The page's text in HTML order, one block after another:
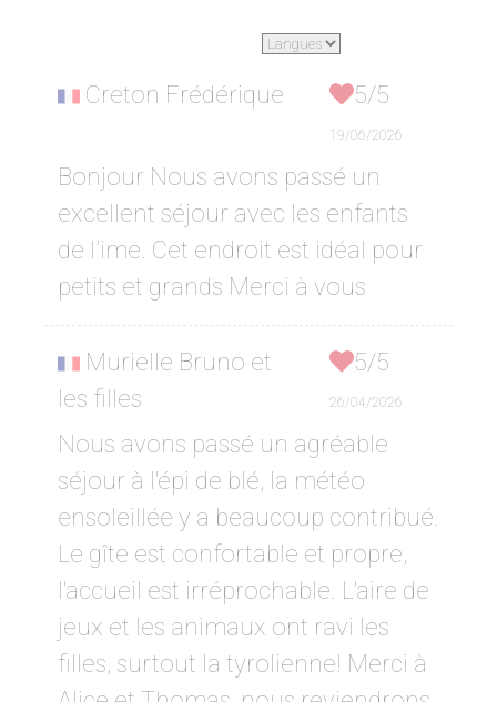
Creton Frédérique 5/5
19/06/2026
Bonjour Nous avons passé un
excellent séjour avec les enfants
de l’ime. Cet endroit est idéal pour
petits et grands Merci à vous
Murielle Bruno et
les filles
5/5
26/04/2026
Nous avons passé un agréable
séjour à l'épi de blé, la météo
ensoleillée y a beaucoup contribué.
Le gîte est confortable et propre,
l'accueil est irréprochable. L'aire de
jeux et les animaux ont ravi les
filles, surtout la tyrolienne! Merci à